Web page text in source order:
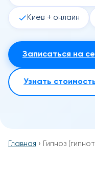
Киев + онлайн
Записаться на
Узнать
Главная › Гипноз